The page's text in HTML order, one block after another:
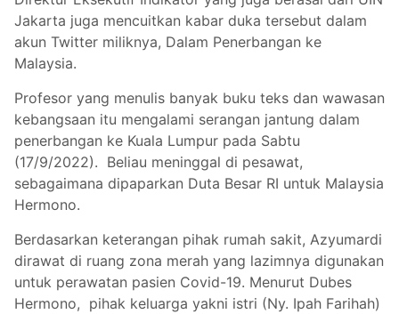
Jakarta juga mencuitkan kabar duka tersebut dalam
akun Twitter miliknya, Dalam Penerbangan ke
Malaysia.
Profesor yang menulis banyak buku teks dan wawasan
kebangsaan itu mengalami serangan jantung dalam
penerbangan ke Kuala Lumpur pada Sabtu
(17/9/2022). Beliau meninggal di pesawat,
sebagaimana dipaparkan Duta Besar RI untuk Malaysia
Hermono.
Berdasarkan keterangan pihak rumah sakit, Azyumardi
dirawat di ruang zona merah yang lazimnya digunakan
untuk perawatan pasien Covid-19. Menurut Dubes
Hermono, pihak keluarga yakni istri (Ny. Ipah Farihah)